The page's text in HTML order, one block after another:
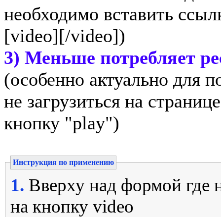
необходимо вставить
[video][/video])
3) Меньше потребляет
(особенно актуально для
не загрузиться на
кнопку "play")
Инструкция по применению
1. Вверху над формой где
на кнопку video